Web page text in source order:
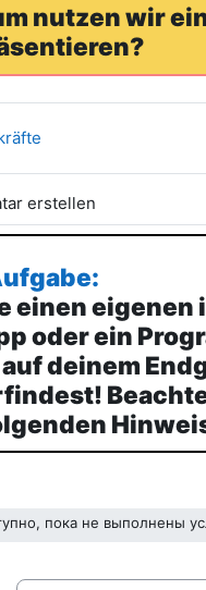
nutzen wir
Страница
erstellenСтраница
einen
oder ein
deinem
пока не выполнены